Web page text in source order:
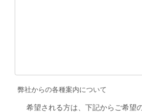
弊社からの各種案内について
希望される方は、下記からご希望